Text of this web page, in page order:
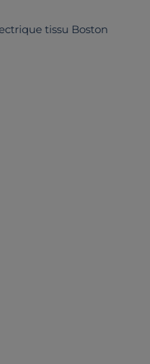
tissu Boston